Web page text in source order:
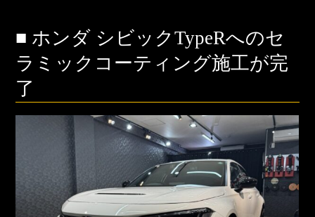
■ ホンダ シビックTypeRへのセ
ラミックコーティング施工が完
了